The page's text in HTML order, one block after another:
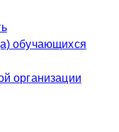
обучающихся
организации